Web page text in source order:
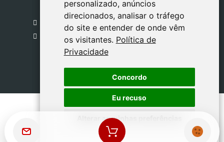
personalizado, anúncios
direcionados, analisar o tráfego
do site e entender de onde vêm
os visitantes. Política de
Privacidade
Concordo
Eu recuso
Alterar as minhas preferências
personalizado, anúncios
direcionados, analisar o tráfego
do site e entender de onde vêm
os visitantes. Política de
Privacidade
Concordo
Eu recuso
Alterar as minhas preferências
Madrid
+34 918 459 877
Segunda a Sexta
09:00 - 13:00